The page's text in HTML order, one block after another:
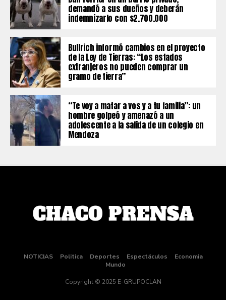
demandó a sus dueños y deberán
indemnizarlo con $2.700.000
Bullrich informó cambios en el proyecto
de la Ley de Tierras: “Los estados
extranjeros no pueden comprar un
gramo de tierra”
“Te voy a matar a vos y a tu familia”: un
hombre golpeó y amenazó a un
adolescente a la salida de un colegio en
Mendoza
NOTICIAS Politica Deportes Espectáculos
Economia
Mundo
Copyright © 2025 E-GRUPOCLAN